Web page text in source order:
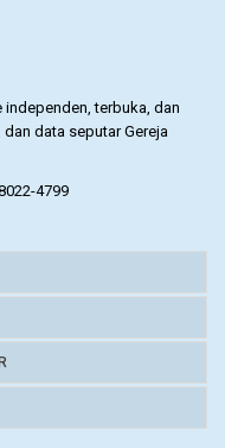
terbuka, dan
data seputar Gereja
4799